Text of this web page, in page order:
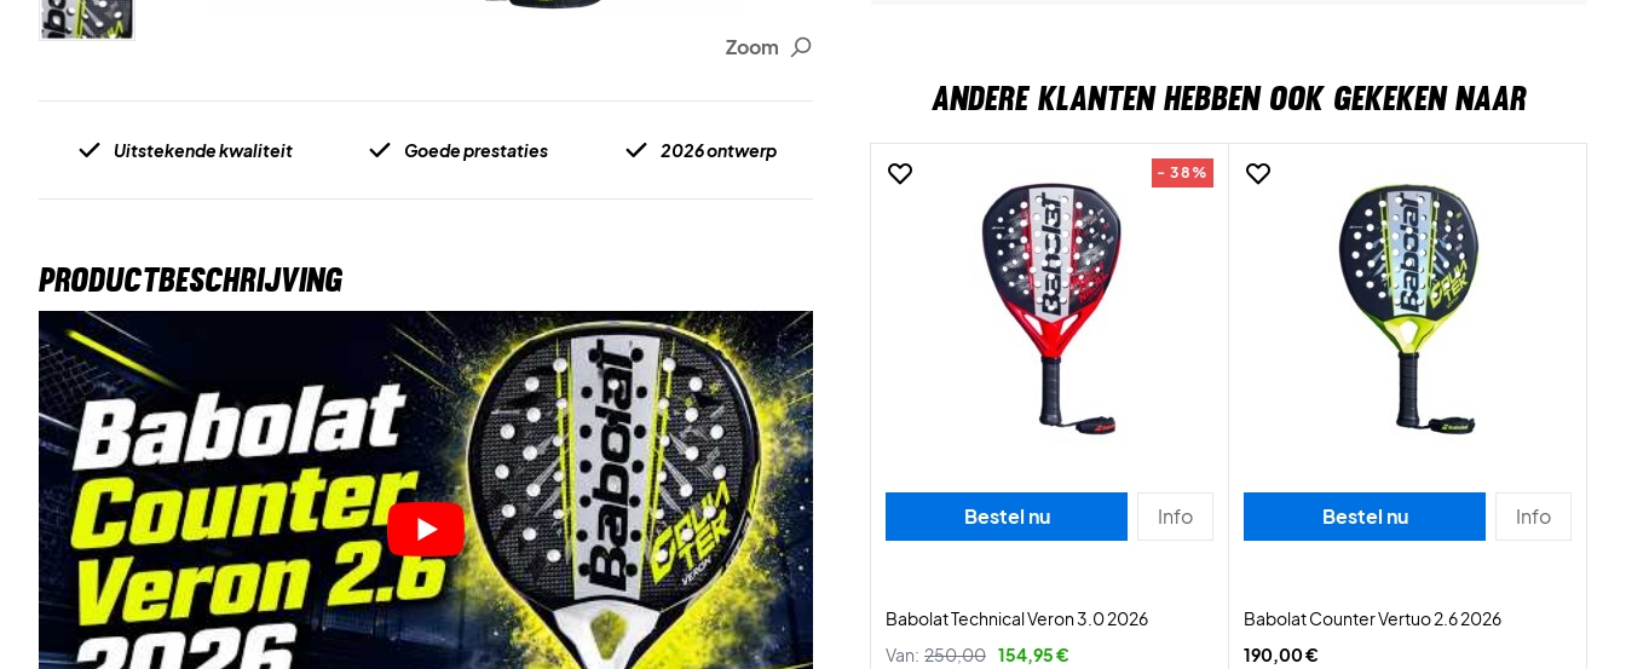
Zoom
Uitstekende kwaliteit Goede prestaties 2026 ontwerp
PRODUCTBESCHRIJVING
ANDERE KLANTEN HEBBEN OOK GEKEKEN NAAR
- 38%
Bestel nu Info
Babolat Technical Veron 3.0 2026
Van: 250,00 154,95 €
Bestel nu Info
Babolat Counter Vertuo 2.6 2026
190,00 €